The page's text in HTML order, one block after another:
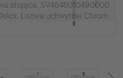
stojąca, SV4645010490000
Listwa uchwytów Chrom